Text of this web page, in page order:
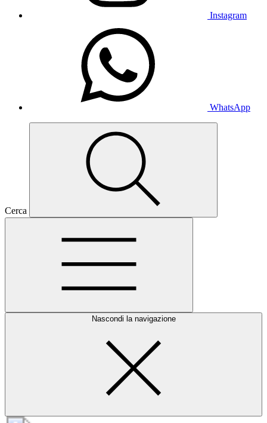
Instagram
WhatsApp
Cerca
Nascondi la navigazione